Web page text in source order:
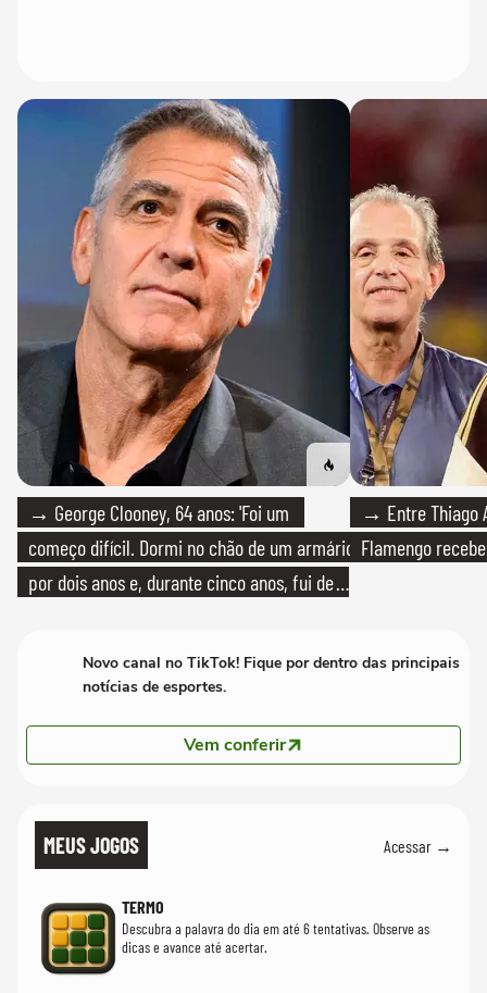
→ George Clooney, 64 anos: 'Foi um
começo difícil. Dormi no chão de um armário
por dois anos e, durante cinco anos, fui de
→ Entre Thiago
Flamengo
Novo canal no TikTok! Fique por dentro das principais
notícias de esportes.
Vem conferir
MEUS JOGOS Acessar →
TERMO
Descubra a palavra do dia em até 6 tentativas. Observe as
dicas e avance até acertar.